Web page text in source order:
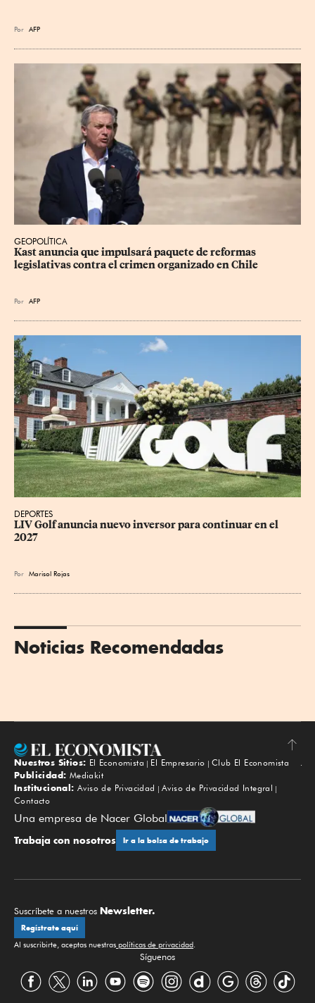
Por AFP
GEOPOLÍTICA
Kast anuncia que impulsará paquete de reformas
legislativas contra el crimen organizado en Chile
Por AFP
DEPORTES
LIV Golf anuncia nuevo inversor para continuar en el
2027
Por Marisol Rojas
Noticias Recomendadas
Subir
Nuestros Sitios: El Economista El Empresario
Club El Economista
Publicidad: Mediakit
Institucional: Aviso de Privacidad
Aviso de Privacidad Integral
Contacto
Una empresa de Nacer Global
Trabaja con nosotros Ir a la bolsa de trabajo
Suscríbete a nuestros Newsletter.
Regístrate aquí
Al suscribirte, aceptas nuestras políticas de privacidad
Síguenos